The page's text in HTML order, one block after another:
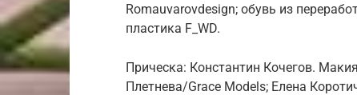
Romauvarovdesign; обувь из
пластика F_WD.
Прическа: Константин Кочегов.
Плетнева/Grace Models; Елена